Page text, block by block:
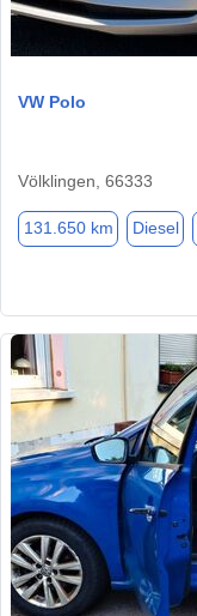
VW Polo
Völklingen, 66333
131.650 km Diesel